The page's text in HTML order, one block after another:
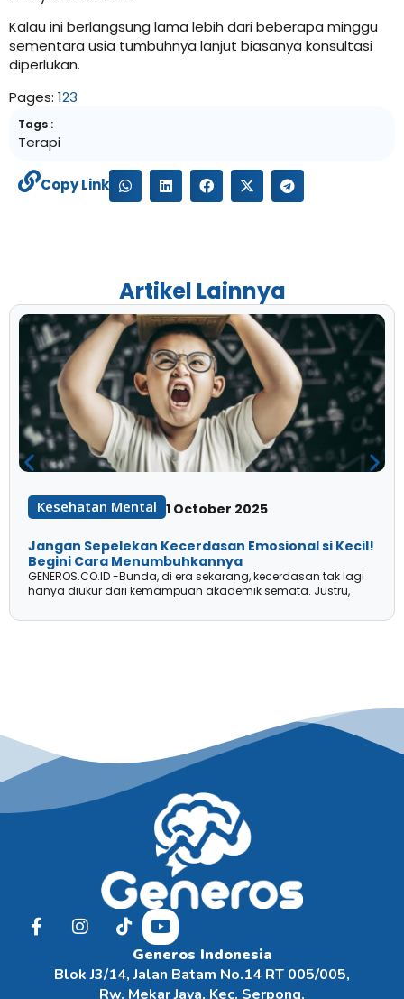
Copy Link
Kalau ini berlangsung lama lebih dari beberapa minggu
sementara usia tumbuhnya lanjut biasanya konsultasi
diperlukan.
Pages: 123
Tags :
Terapi
Artikel Lainnya
Kesehatan Mental 1 October 2025
Jangan Sepelekan Kecerdasan Emosional si Kecil!
Begini Cara Menumbuhkannya
GENEROS.CO.ID -Bunda, di era sekarang, kecerdasan tak lagi
hanya diukur dari kemampuan akademik semata. Justru,
Generos Indonesia
Blok J3/14, Jalan Batam No.14 RT 005/005,
Rw. Mekar Jaya, Kec. Serpong,